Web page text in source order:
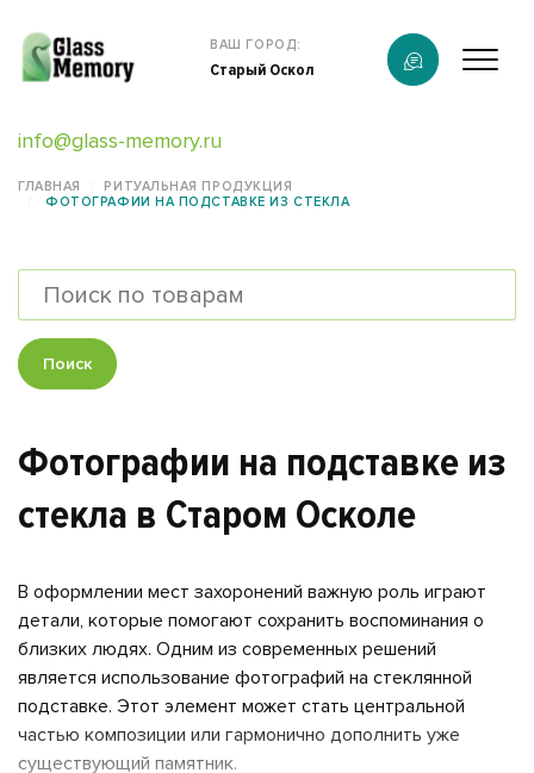
info@glass-memory.ru
ВАШ ГОРОД:
Старый Оскол
Продукция
Калькулятор
информация
Контакты
ГЛАВНАЯ
РИТУАЛЬНАЯ ПРОДУКЦИЯ
ФОТОГРАФИИ НА ПОДСТАВКЕ ИЗ СТЕКЛА
Поиск
Фотографии на подставке из
стекла в Старом Осколе
В оформлении мест захоронений важную роль играют
детали, которые помогают сохранить воспоминания о
близких людях. Одним из современных решений
является использование фотографий на стеклянной
подставке. Этот элемент может стать центральной
частью композиции или гармонично дополнить уже
существующий памятник.